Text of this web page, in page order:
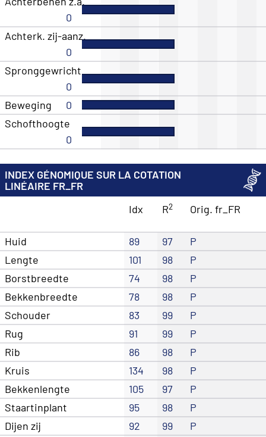
0
Achterk. zij-aanz.
0
Spronggewricht
0
Beweging
0
Schofthoogte
0
INDEX GÉNOMIQUE SUR LA COTATION
LINÉAIRE FR_FR
Idx
R2 Orig. fr_FR
Huid 89 97
P
Lengte
101 98
P
Borstbreedte
74 98
P
Bekkenbreedte
78 98
P
Schouder
83 99
P
Rug
91 99
P
Rib
86 98
P
Kruis
134 98
P
Bekkenlengte
105 97
P
Staartinplant
95 98
P
Dijen zij
92 99
P